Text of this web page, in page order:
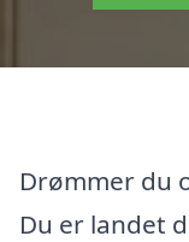
Drømmer du
Du er landet